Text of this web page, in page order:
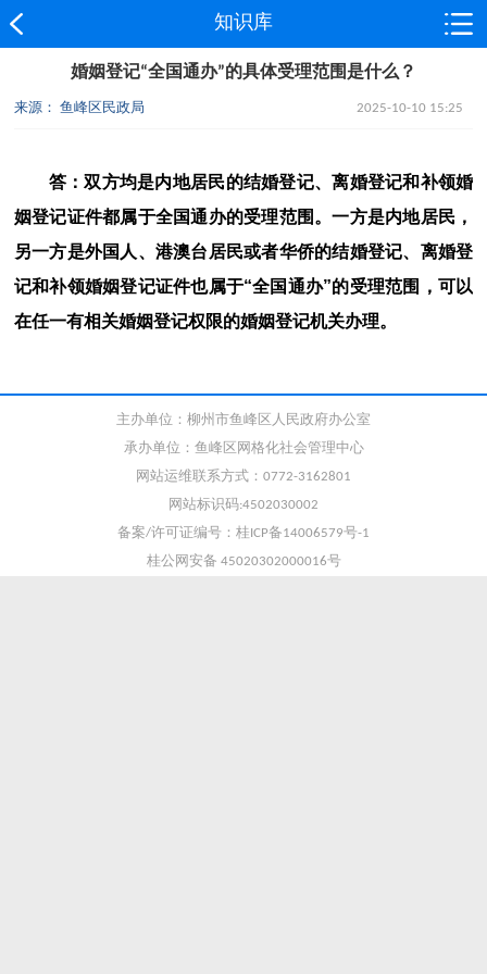
知识库
婚姻登记“全国通办”的具体受理范围是什么？
来源： 鱼峰区民政局 2025-10-10 15:25
答：双方均是内地居民的结婚登记、离婚登记和补领婚
姻登记证件都属于全国通办的受理范围。一方是内地居民，
另一方是外国人、港澳台居民或者华侨的结婚登记、离婚登
记和补领婚姻登记证件也属于“全国通办”的受理范围，可以
在任一有相关婚姻登记权限的婚姻登记机关办理。
主办单位：柳州市鱼峰区人民政府办公室
承办单位：鱼峰区网格化社会管理中心
网站运维联系方式：0772-3162801
网站标识码:4502030002
备案/许可证编号：桂ICP备14006579号-1
桂公网安备 45020302000016号